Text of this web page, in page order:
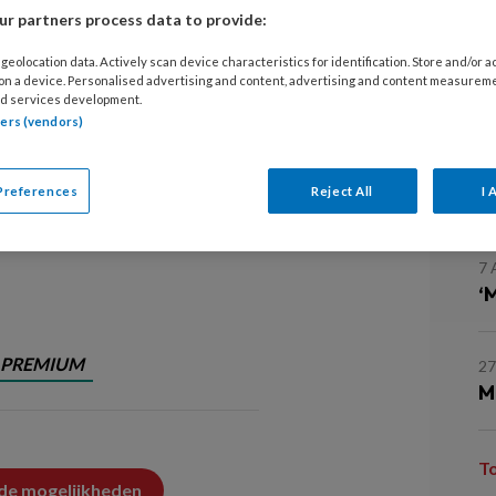
aan dat ze mondzorg en
voor hun cliënten. Graag
maar er wordt geen
mondzorg. Promovenda
PREMIUM
mogelijkheden
7
partners process data to provide:
data. Actively scan device characteristics for identification. Store and/or
a device. Personalised advertising and content, advertising and content
services development.
(vendors)
Reject All I